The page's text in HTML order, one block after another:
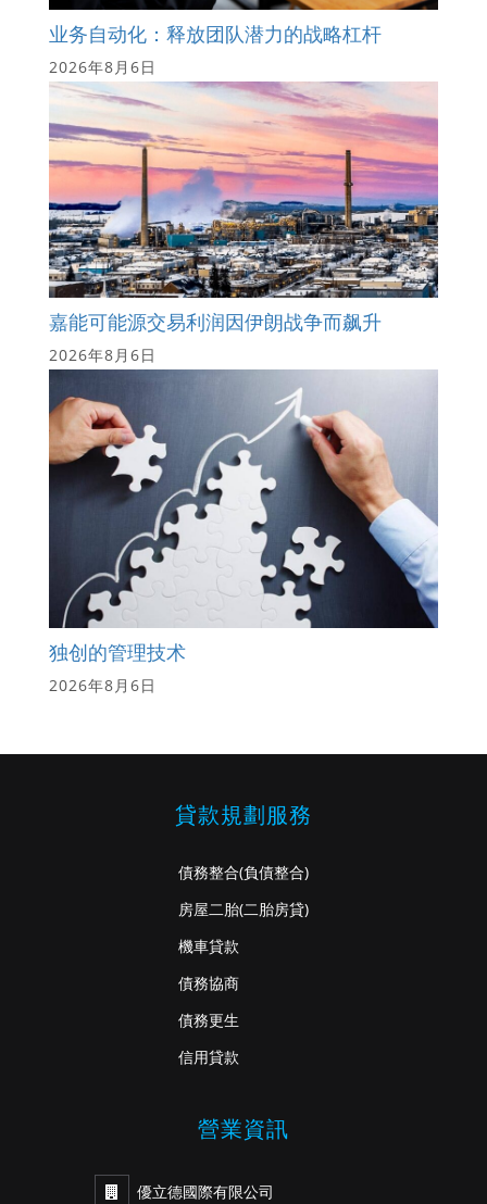
业务自动化：释放团队潜力的战略杠杆
2026年8月6日
嘉能可能源交易利润因伊朗战争而飙升
2026年8月6日
独创的管理技术
2026年8月6日
貸款規劃服務
債務整合(負債整合)
房屋二胎(二胎房貸)
機車貸款
債務協商
債務更生
信用貸款
營業資訊
優立德國際有限公司